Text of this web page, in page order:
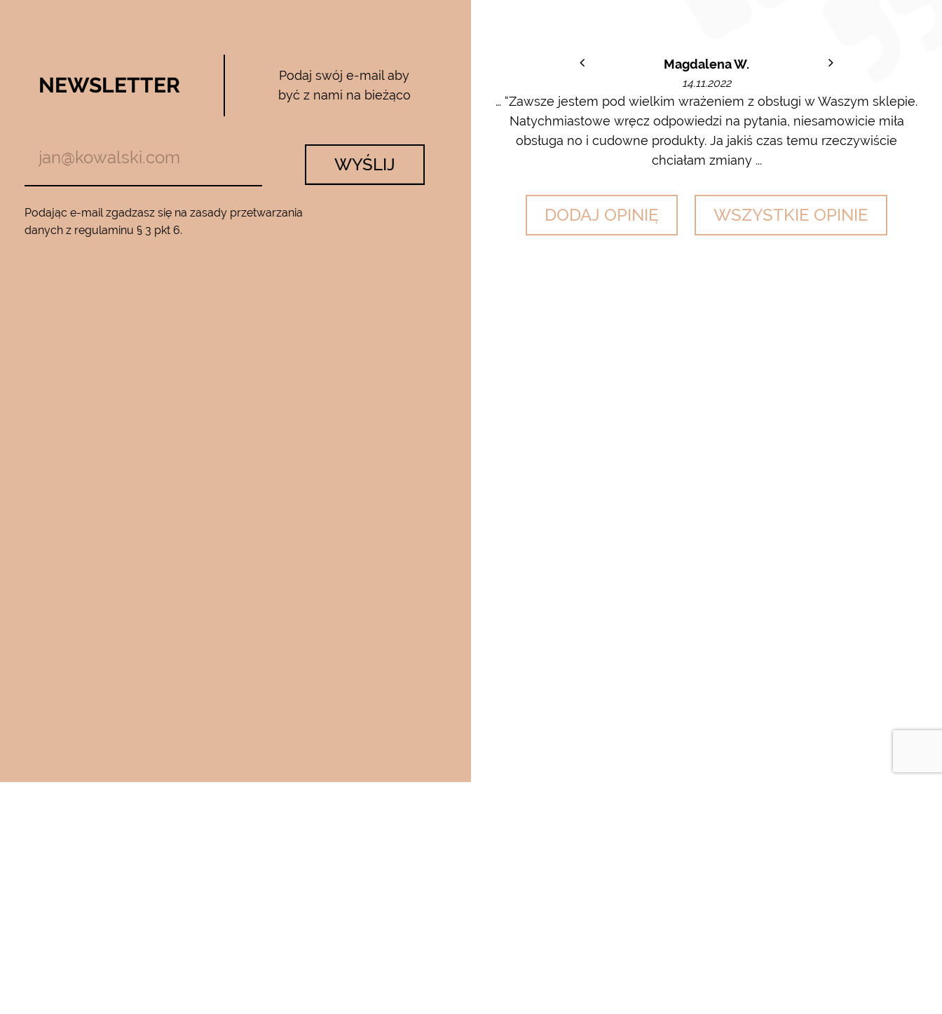
NEWSLETTER
Podaj swój e-mail aby
być z nami na bieżąco
WYŚLIJ
Podając e-mail zgadzasz się na zasady przetwarzania
danych z regulaminu § 3 pkt 6.
05.04.2017
Używam całego zestawu ….maski , serum i kremu pod oczy…..od
roku…..Nie zamienię go na żaden inny krem…..dla mnie to strzał w
Magdalena W.
14.11.2022
… “Zawsze jestem pod wielkim wrażeniem z obsługi w Waszym sklepie.
Natychmiastowe wręcz odpowiedzi na pytania, niesamowicie miła
obsługa no i cudowne produkty. Ja jakiś czas temu rzeczywiście
chciałam zmiany ...
DODAJ OPINIĘ WSZYSTKIE OPINIE